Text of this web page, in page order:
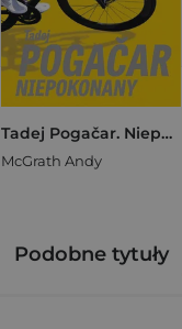
Tadej Pogačar. Niepokonany
McGrath Andy
Podobne tytuły